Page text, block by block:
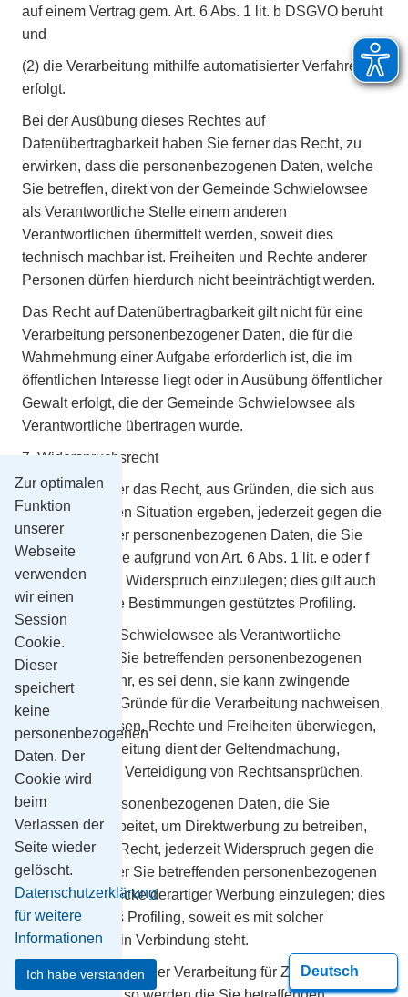
Zur optimalen
Funktion
unserer
Webseite
verwenden
wir einen
Session
Cookie.
Dieser
speichert
keine
personenbezogenen
Daten. Der
Cookie wird
beim
Verlassen der
Seite wieder
gelöscht.
Datenschutzerklärung
für weitere
Informationen
Ich habe verstanden
auf einem Vertrag gem. Art. 6 Abs. 1 lit. b DSGVO beruht
und
(2) die Verarbeitung mithilfe automatisierter Verfahren
erfolgt.
Bei der Ausübung dieses Rechtes auf
Datenübertragbarkeit haben Sie ferner das Recht, zu
erwirken, dass die personenbezogenen Daten, welche
Sie betreffen, direkt von der Gemeinde Schwielowsee
als Verantwortliche Stelle einem anderen
Verantwortlichen übermittelt werden, soweit dies
technisch machbar ist. Freiheiten und Rechte anderer
Personen dürfen hierdurch nicht beeinträchtigt werden.
Das Recht auf Datenübertragbarkeit gilt nicht für eine
Verarbeitung personenbezogener Daten, die für die
Wahrnehmung einer Aufgabe erforderlich ist, die im
öffentlichen Interesse liegt oder in Ausübung öffentlicher
Gewalt erfolgt, die der Gemeinde Schwielowsee als
Verantwortliche übertragen wurde.
7. Widerspruchsrecht
Sie haben ferner das Recht, aus Gründen, die sich aus
ihrer besonderen Situation ergeben, jederzeit gegen die
Verarbeitung der personenbezogenen Daten, die Sie
betreffen und die aufgrund von Art. 6 Abs. 1 lit. e oder f
DSGVO erfolgt, Widerspruch einzulegen; dies gilt auch
für ein auf diese Bestimmungen gestütztes Profiling.
Die Gemeinde Schwielowsee als Verantwortliche
verarbeitet die Sie betreffenden personenbezogenen
Daten nicht mehr, es sei denn, sie kann zwingende
schutzwürdige Gründe für die Verarbeitung nachweisen,
die Ihre Interessen, Rechte und Freiheiten überwiegen,
oder die Verarbeitung dient der Geltendmachung,
Ausübung oder Verteidigung von Rechtsansprüchen.
Werden die personenbezogenen Daten, die Sie
betreffen, verarbeitet, um Direktwerbung zu betreiben,
haben Sie das Recht, jederzeit Widerspruch gegen die
Verarbeitung der Sie betreffenden personenbezogenen
Daten zum Zwecke derartiger Werbung einzulegen; dies
gilt auch für das Profiling, soweit es mit solcher
Direktwerbung in Verbindung steht.
Widersprechen Sie der Verarbeitung für Zwecke der